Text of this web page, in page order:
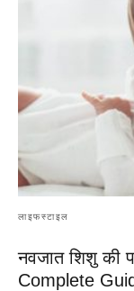
लाइफस्टाइल
नवजात शिशु की
Complete